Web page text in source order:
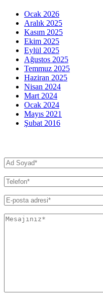
Ocak 2026
Aralık 2025
Kasım 2025
Ekim 2025
Eylül 2025
Ağustos 2025
Temmuz 2025
Haziran 2025
Nisan 2024
Mart 2024
Ocak 2024
Mayıs 2021
Şubat 2016